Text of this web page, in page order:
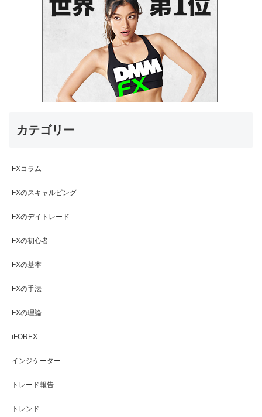
カテゴリー
FXコラム
FXのスキャルピング
FXのデイトレード
FXの初心者
FXの基本
FXの手法
FXの理論
iFOREX
インジケーター
トレード報告
トレンド